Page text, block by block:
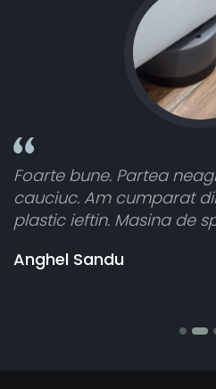
era un
misca
Toate sunt foarte
atât de bine în
cele 8 bucati dar
banii pentru 1